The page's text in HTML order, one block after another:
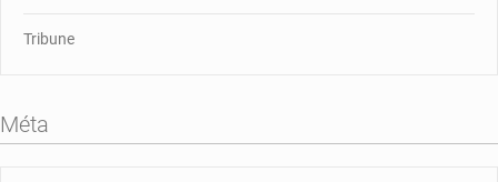
Tribune
Méta